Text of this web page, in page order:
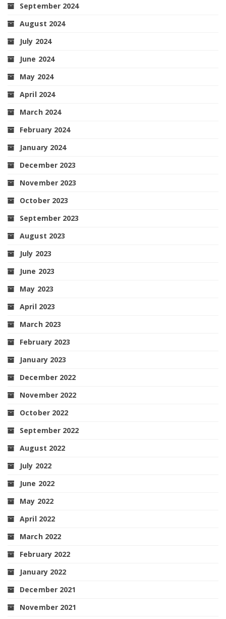
September 2024
August 2024
July 2024
June 2024
May 2024
April 2024
March 2024
February 2024
January 2024
December 2023
November 2023
October 2023
September 2023
August 2023
July 2023
June 2023
May 2023
April 2023
March 2023
February 2023
January 2023
December 2022
November 2022
October 2022
September 2022
August 2022
July 2022
June 2022
May 2022
April 2022
March 2022
February 2022
January 2022
December 2021
November 2021